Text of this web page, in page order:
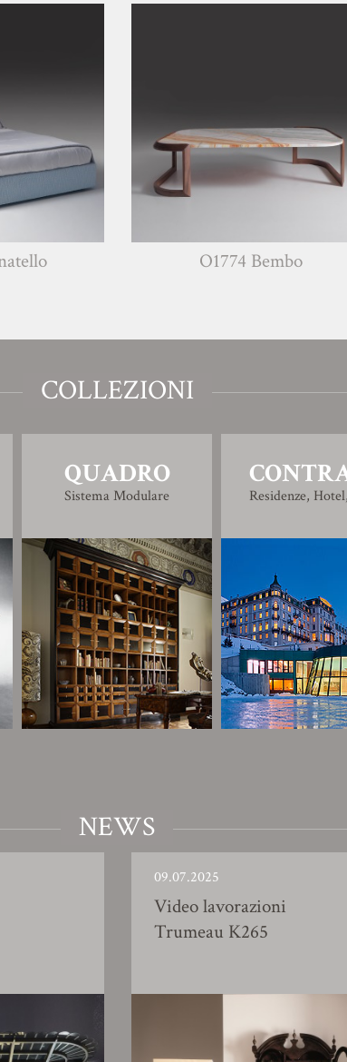
O1774 Bembo
COLLEZIONI
QUADRO
Sistema Modulare Residenze,
NEWS
09.07.2025
Video lavorazioni
Trumeau K265